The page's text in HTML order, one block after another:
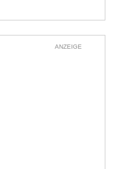
ANZEIGE